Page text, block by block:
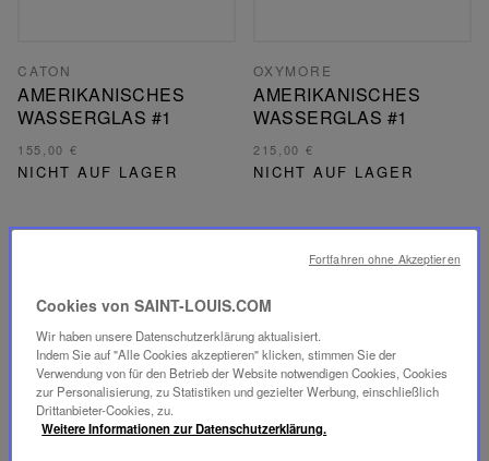
CATON
AMERIKANISCHES
WASSERGLAS #1
155,00 €
NICHT AUF LAGER
OXYMORE
AMERIKANISCHES
WASSERGLAS #1
215,00 €
NICHT AUF LAGER
Cookies von SAINT-LOUIS.COM
Wir haben unsere Datenschutzerklärung aktualisiert.
Indem Sie auf "Alle Cookies akzeptieren" klicken, stimmen Sie der
Verwendung von für den Betrieb der Website notwendigen Cookies, Cookies
zur Personalisierung, zu Statistiken und gezielter Werbung, einschließlich
Drittanbieter-Cookies, zu.
Weitere Informationen zur Datenschutzerklärung.
Fortfahren ohne Akzeptieren